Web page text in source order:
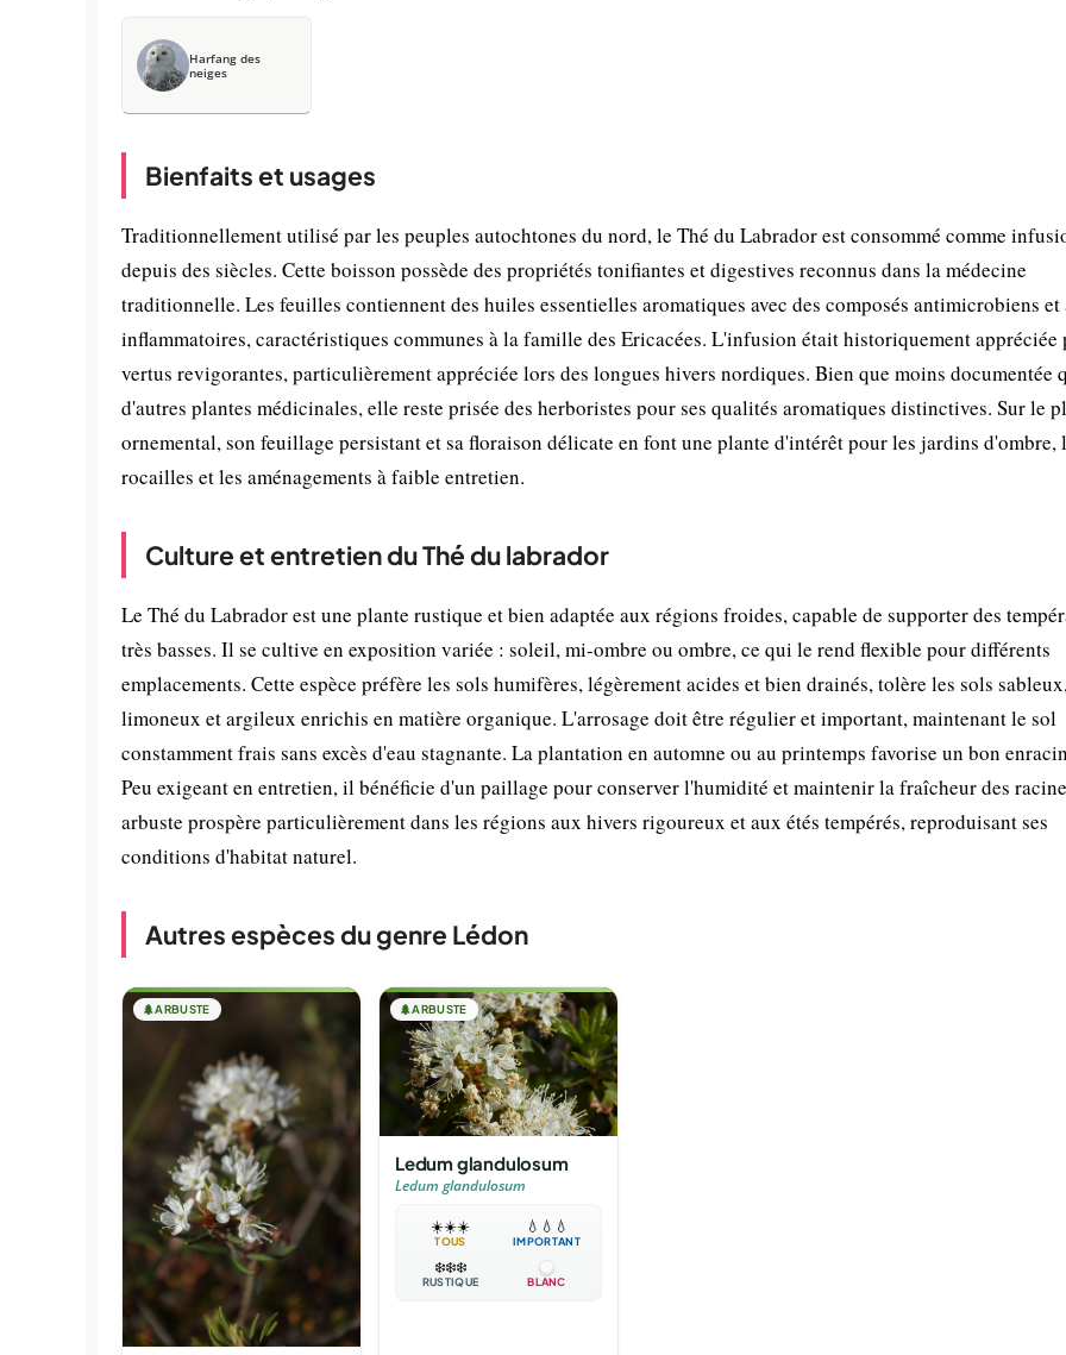
Harfang des
neiges
Bienfaits et usages
Traditionnellement utilisé par les peuples autochtones du nord, le Thé du Labrador est consommé comme
depuis des siècles. Cette boisson possède des propriétés tonifiantes et digestives reconnus dans la médecine
traditionnelle. Les feuilles contiennent des huiles essentielles aromatiques avec des composés antimicrobiens
inflammatoires, caractéristiques communes à la famille des Ericacées. L'infusion était historiquement appréciée
vertus revigorantes, particulièrement appréciée lors des longues hivers nordiques. Bien que moins documentée
d'autres plantes médicinales, elle reste prisée des herboristes pour ses qualités aromatiques distinctives. Sur le
ornemental, son feuillage persistant et sa floraison délicate en font une plante d'intérêt pour les jardins d'ombre,
rocailles et les aménagements à faible entretien.
Culture et entretien du Thé du labrador
Le Thé du Labrador est une plante rustique et bien adaptée aux régions froides, capable de supporter des
très basses. Il se cultive en exposition variée : soleil, mi-ombre ou ombre, ce qui le rend flexible pour différents
emplacements. Cette espèce préfère les sols humifères, légèrement acides et bien drainés, tolère les sols
limoneux et argileux enrichis en matière organique. L'arrosage doit être régulier et important, maintenant le sol
constamment frais sans excès d'eau stagnante. La plantation en automne ou au printemps favorise un bon
Peu exigeant en entretien, il bénéficie d'un paillage pour conserver l'humidité et maintenir la fraîcheur des
arbuste prospère particulièrement dans les régions aux hivers rigoureux et aux étés tempérés, reproduisant ses
conditions d'habitat naturel.
Autres espèces du genre Lédon
🌲ARBUSTE 🌲ARBUSTE
Ledum glandulosum
Ledum glandulosum
☀️☀️☀️
TOUS
💧 💧 💧
IMPORTANT
❄️❄️❄️
RUSTIQUE BLANC